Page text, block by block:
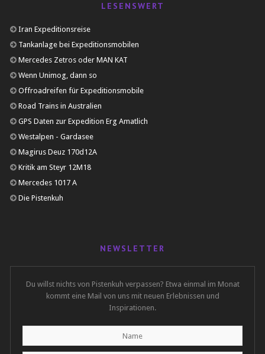
LESENSWERT
Iran Expeditionsreise
Tankanlage bei Expeditionsmobilen
Mercedes Zetros oder MAN KAT
Wenn Unimog, dann so
Offroadreifen für Expeditionsmobile
Road Trains in Australien
GPS Daten zur Expedition Erg Amatlich
Westalpen - Gardasee
Magirus Deuz 170d12A
Kritik am Steyr 12M18
Mercedes 1017 A
Die Pistenkuh
NEWSLETTER
Du willst nichts von Pistenkuh verpassen? Etwa einmal im Monat
kommt eine Mail von uns mit neuen Erlebnissen und
Inspirationen.